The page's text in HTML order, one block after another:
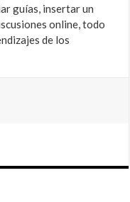
guías, insertar un
online, todo
de los